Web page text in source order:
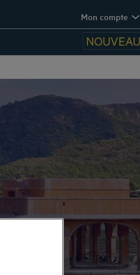
Mon compte